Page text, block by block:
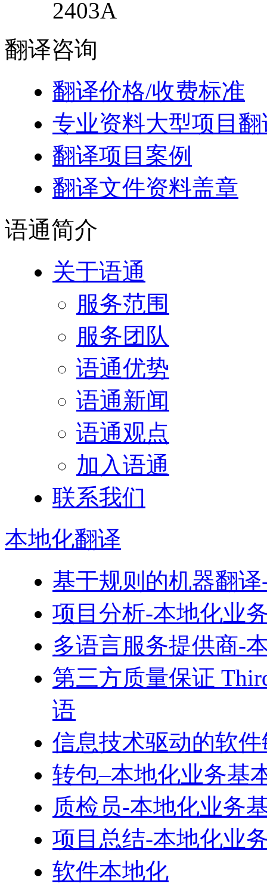
2403A
翻译咨询
翻译价格/收费标准
专业资料大型项目翻
翻译项目案例
翻译文件资料盖章
语通简介
关于语通
服务范围
服务团队
语通优势
语通新闻
语通观点
加入语通
联系我们
本地化翻译
基于规则的机器翻
项目分析-本地化业
多语言服务提供商-
第三方质量保证
语
信息技术驱动的软
转包–本地化业务基
质检员-本地化业务
项目总结-本地化业
软件本地化